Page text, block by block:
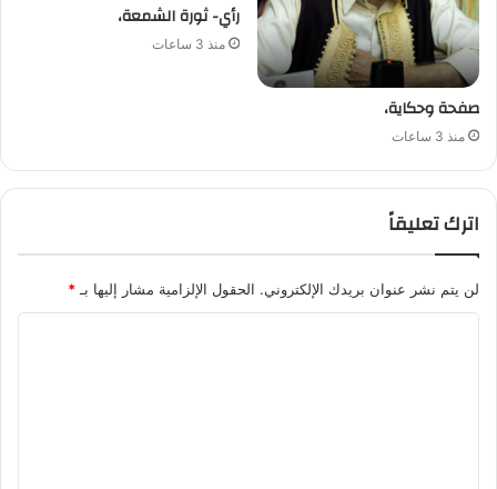
صفحة وحكاية،
منذ 3 ساعات
رأي- ثورة الشمعة،
منذ 3 ساعات
اترك تعليقاً
لن يتم نشر عنوان بريدك الإلكتروني. الحقول الإلزامية مشار إليها بـ*